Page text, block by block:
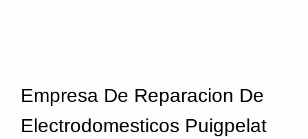
Empresa De Reparacion De
Electrodomesticos Puigpelat